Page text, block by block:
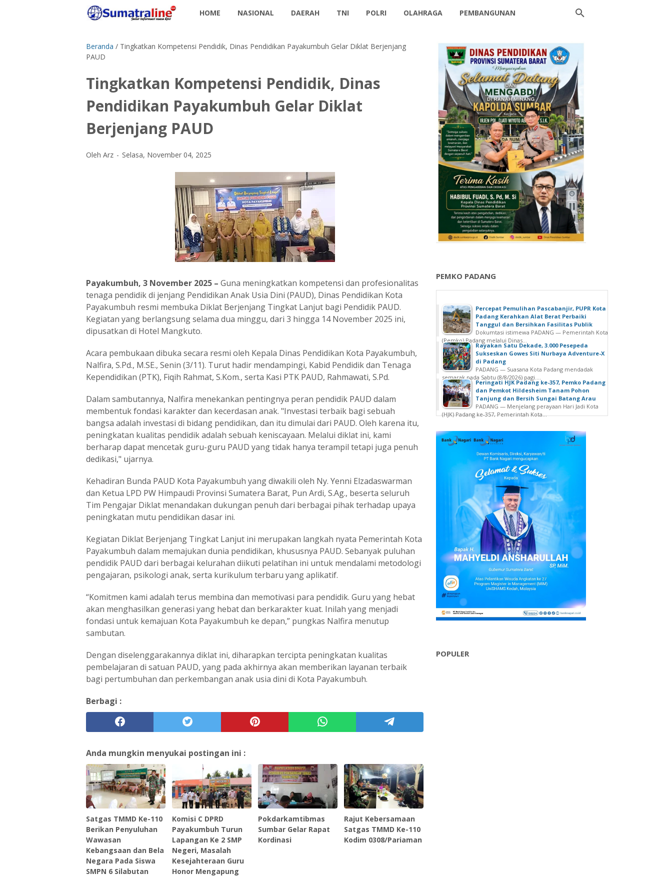
HOME NASIONAL DAERAH TNI POLRI OLAHRAGA PEMBANGUNAN
Beranda / Tingkatkan Kompetensi Pendidik, Dinas Pendidikan Payakumbuh Gelar Diklat Berjenjang
PAUD
Tingkatkan Kompetensi Pendidik, Dinas
Pendidikan Payakumbuh Gelar Diklat
Berjenjang PAUD
Oleh Arz Selasa, November 04, 2025
Payakumbuh, 3 November 2025 – Guna meningkatkan kompetensi dan profesionalitas
tenaga pendidik di jenjang Pendidikan Anak Usia Dini (PAUD), Dinas Pendidikan Kota
Payakumbuh resmi membuka Diklat Berjenjang Tingkat Lanjut bagi Pendidik PAUD.
Kegiatan yang berlangsung selama dua minggu, dari 3 hingga 14 November 2025 ini,
dipusatkan di Hotel Mangkuto.
Acara pembukaan dibuka secara resmi oleh Kepala Dinas Pendidikan Kota Payakumbuh,
Nalfira, S.Pd., M.SE., Senin (3/11). Turut hadir mendampingi, Kabid Pendidik dan Tenaga
Kependidikan (PTK), Fiqih Rahmat, S.Kom., serta Kasi PTK PAUD, Rahmawati, S.Pd.
Dalam sambutannya, Nalfira menekankan pentingnya peran pendidik PAUD dalam
membentuk fondasi karakter dan kecerdasan anak. "Investasi terbaik bagi sebuah
bangsa adalah investasi di bidang pendidikan, dan itu dimulai dari PAUD. Oleh karena itu,
peningkatan kualitas pendidik adalah sebuah keniscayaan. Melalui diklat ini, kami
berharap dapat mencetak guru-guru PAUD yang tidak hanya terampil tetapi juga penuh
dedikasi," ujarnya.
Kehadiran Bunda PAUD Kota Payakumbuh yang diwakili oleh Ny. Yenni Elzadaswarman
dan Ketua LPD PW Himpaudi Provinsi Sumatera Barat, Pun Ardi, S.Ag., beserta seluruh
Tim Pengajar Diklat menandakan dukungan penuh dari berbagai pihak terhadap upaya
peningkatan mutu pendidikan dasar ini.
Kegiatan Diklat Berjenjang Tingkat Lanjut ini merupakan langkah nyata Pemerintah Kota
Payakumbuh dalam memajukan dunia pendidikan, khususnya PAUD. Sebanyak puluhan
pendidik PAUD dari berbagai kelurahan diikuti pelatihan ini untuk mendalami metodologi
pengajaran, psikologi anak, serta kurikulum terbaru yang aplikatif.
“Komitmen kami adalah terus membina dan memotivasi para pendidik. Guru yang hebat
akan menghasilkan generasi yang hebat dan berkarakter kuat. Inilah yang menjadi
fondasi untuk kemajuan Kota Payakumbuh ke depan,” pungkas Nalfira menutup
sambutan.
Dengan diselenggarakannya diklat ini, diharapkan tercipta peningkatan kualitas
pembelajaran di satuan PAUD, yang pada akhirnya akan memberikan layanan terbaik
bagi pertumbuhan dan perkembangan anak usia dini di Kota Payakumbuh.
Berbagi :
Anda mungkin menyukai postingan ini :
Satgas TMMD Ke-110
Berikan Penyuluhan
Wawasan
Kebangsaan dan Bela
Negara Pada Siswa
SMPN 6 Silabutan
Komisi C DPRD
Payakumbuh Turun
Lapangan Ke 2 SMP
Negeri, Masalah
Kesejahteraan Guru
Honor Mengapung
Pokdarkamtibmas
Sumbar Gelar Rapat
Kordinasi
Rajut Kebersamaan
Satgas TMMD Ke-110
Kodim 0308/Pariaman
PEMKO PADANG
Percepat Pemulihan Pascabanjir, PUPR Kota
Padang Kerahkan Alat Berat Perbaiki
Tanggul dan Bersihkan Fasilitas Publik
Dokumtasi istimewa PADANG — Pemerintah Kota
(Pemko) Padang melalui Dinas...
Rayakan Satu Dekade, 3.000 Pesepeda
Sukseskan Gowes Siti Nurbaya Adventure-X
di Padang
PADANG — Suasana Kota Padang mendadak
semarak pada Sabtu (8/8/2026) pagi....
Peringati HJK Padang ke-357, Pemko Padang
dan Pemkot Hildesheim Tanam Pohon
Tanjung dan Bersih Sungai Batang Arau
PADANG — Menjelang perayaan Hari Jadi Kota
(HJK) Padang ke-357, Pemerintah Kota...
POPULER